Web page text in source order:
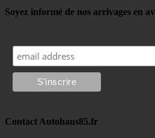
Soyez informé de nos arrivages en
Contact Autohaus85.fr